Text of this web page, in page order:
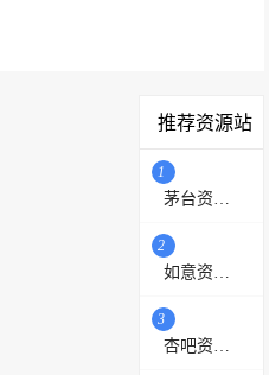
推荐资源站
1
2
3